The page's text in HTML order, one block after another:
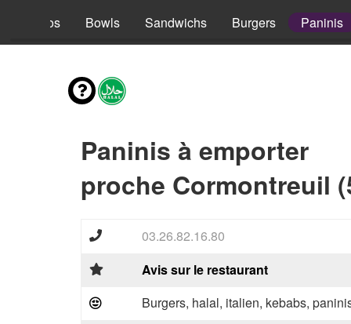
Tacos Bowls Sandwichs Burgers Paninis
Paninis à emporter
proche Cormontreuil
03.26.82.16.80
Avis sur le restaurant
Burgers, halal, italien, kebabs,